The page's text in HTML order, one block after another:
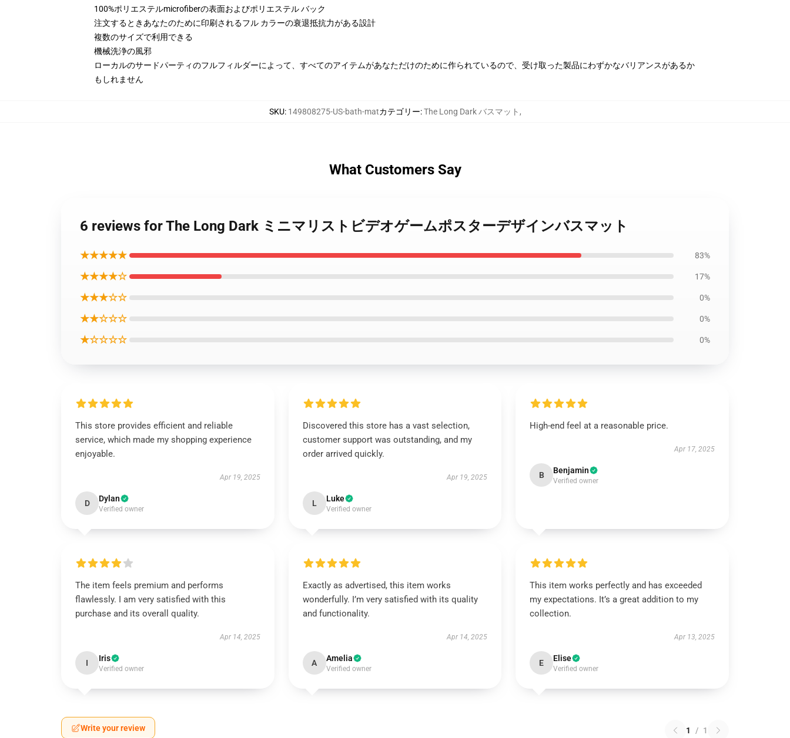
100%ポリエステルmicrofiberの表面およびポリエステル バック
注文するときあなたのために印刷されるフル カラーの衰退抵抗力がある設計
複数のサイズで利用できる
機械洗浄の風邪
ローカルのサードパーティのフルフィルダーによって、すべてのアイテムがあなただけのために作られているので、受け取った製品にわずかなバリアンスがあるか
もしれません
SKU: 149808275-US-bath-matカテゴリー:The Long Dark バスマット ,
What Customers Say
6 reviews for The Long Dark ミニマリストビデオゲームポスターデザインバスマット
★★★★★ 83%
★★★★☆ 17%
★★★☆☆ 0%
★★☆☆☆ 0%
★☆☆☆☆ 0%
This store provides efficient and reliable
service, which made my shopping experience
enjoyable.
Apr 19, 2025
D Dylan
Verified owner
Discovered this store has a vast selection,
customer support was outstanding, and my
order arrived quickly.
Apr 19, 2025
L Luke
Verified owner
High-end feel at a reasonable price.
Apr 17, 2025
B Benjamin
Verified owner
The item feels premium and performs
flawlessly. I am very satisfied with this
purchase and its overall quality.
Apr 14, 2025
I Iris
Verified owner
Exactly as advertised, this item works
wonderfully. I’m very satisfied with its quality
and functionality.
Apr 14, 2025
A Amelia
Verified owner
This item works perfectly and has exceeded
my expectations. It’s a great addition to my
collection.
Apr 13, 2025
E Elise
Verified owner
Write your review 1 / 1